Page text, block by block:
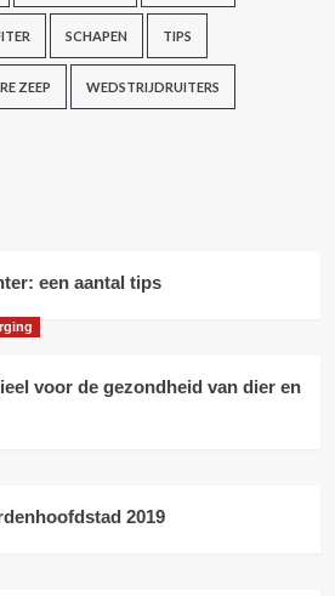
SCHAPEN TIPS
ZEEP WEDSTRIJDRUITERS
een aantal tips
voor de gezondheid van dier en
2019